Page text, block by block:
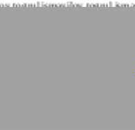
ismayilov togrul